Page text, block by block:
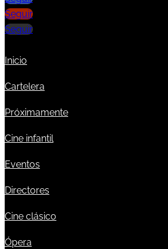
Seguir
Seguir
Inicio
Cartelera
Próximamente
Cine infantil
Eventos
Directores
Cine clásico
Ópera